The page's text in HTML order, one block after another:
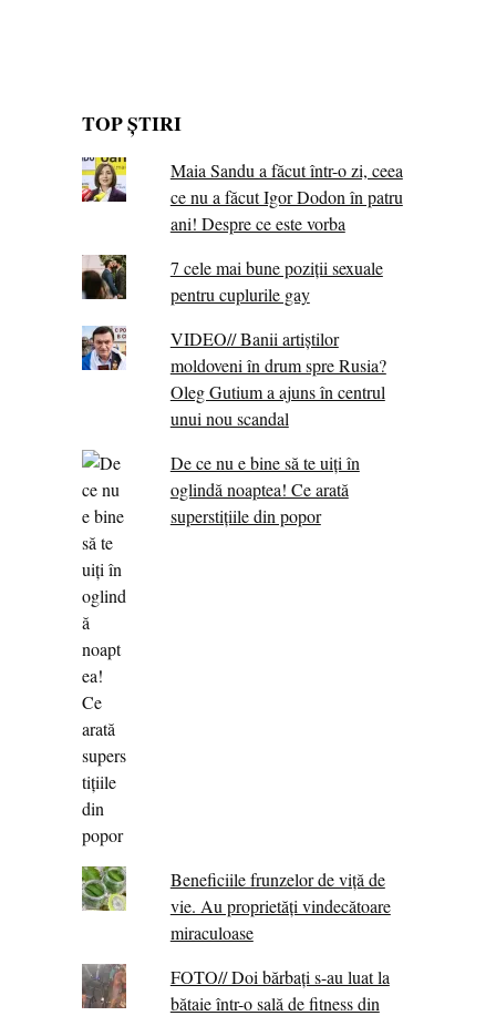
TOP ȘTIRI
Maia Sandu a făcut într-o zi, ceea
ce nu a făcut Igor Dodon în patru
ani! Despre ce este vorba
7 cele mai bune poziții sexuale
pentru cuplurile gay
VIDEO// Banii artiștilor
moldoveni în drum spre Rusia?
Oleg Gutium a ajuns în centrul
unui nou scandal
De ce nu e bine să te uiți în
oglindă noaptea! Ce arată
superstițiile din popor
Beneficiile frunzelor de viță de
vie. Au proprietăţi vindecătoare
miraculoase
FOTO// Doi bărbați s-au luat la
bătaie într-o sală de fitness din